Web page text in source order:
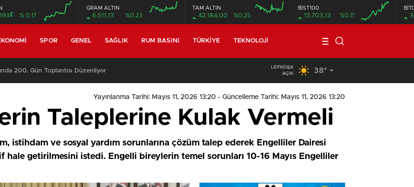
£ % 0.17
GRAM ALTIN
6.511,13 %0,23
TAM ALTIN
42.184,00 %0,25
BİST100
13.703,13 %0,11
SPOR GENEL SAĞLIK RUM BASINI TÜRKIYE TEKNOLOJI
toplanıyor Seyir Halindeki Araç Alev Aldı, Korku Dolu Anlar
LEFKOŞA
AÇIK
38°
Yayınlanma Tarihi: Mayıs 11, 2026 13:20 - Güncelleme Tarihi: Mayıs 11, 2026 13:20
Taleplerine Kulak Vermeli
istihdam ve sosyal yardım sorunlarına çözüm talep ederek Engelliler Dairesi
hale getirilmesini istedi. Engelli bireylerin temel sorunları 10-16 Mayıs Engelliler